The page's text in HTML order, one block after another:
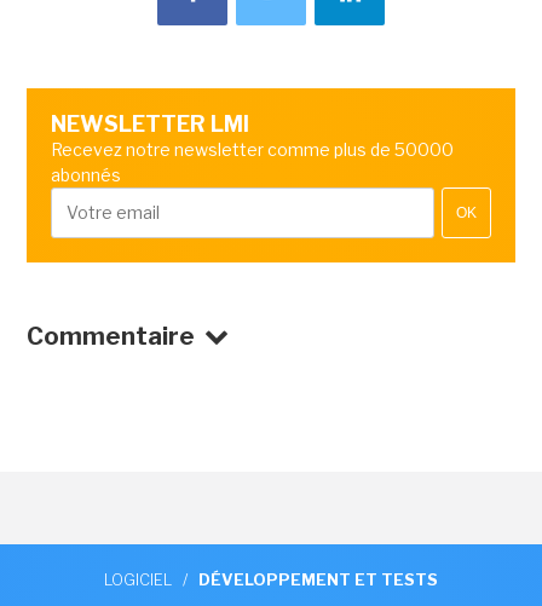
NEWSLETTER LMI
Recevez notre newsletter comme plus de 50000
abonnés
OK
Commentaire
LOGICIEL / DÉVELOPPEMENT ET TESTS